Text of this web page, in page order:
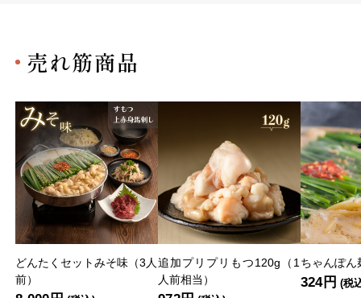
売れ筋商品
どんたくセットみそ味（3人
前）
追加プリプリもつ120g（1
人前相当）
ちゃんぽ
324円 (税